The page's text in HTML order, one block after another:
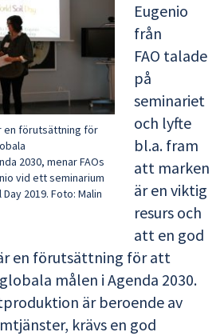
en förutsättning för
2030, menar FAOs
vid ett seminarium
2019. Foto: Malin
Eugenio
från
FAO talade
på
seminariet
och lyfte
bl.a. fram
att marken
är en viktig
resurs och
att en god
en förutsättning för att
målen i Agenda 2030.
är beroende av
krävs en god